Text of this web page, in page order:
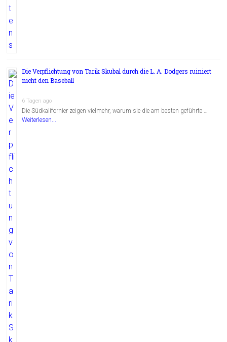
Die Verpflichtung von Tarik Skubal durch die L. A. Dodgers ruiniert
nicht den Baseball
6 Tagen ago
Die Südkalifornier zeigen vielmehr, warum sie die am besten geführte …
Weiterlesen...